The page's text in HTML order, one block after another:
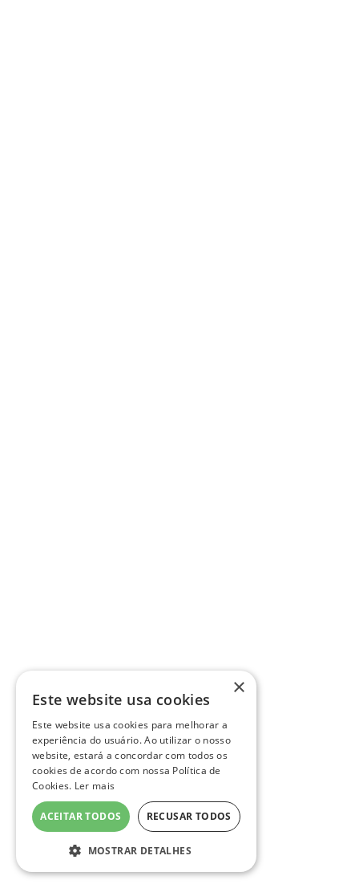
×
Este website usa cookies
Este website usa cookies para melhorar a
experiência do usuário. Ao utilizar o nosso
website, estará a concordar com todos os
cookies de acordo com nossa Política de
Cookies. Ler mais
ACEITAR TODOS RECUSAR TODOS
MOSTRAR DETALHES